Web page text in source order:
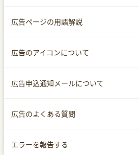
広告ページの用語解説
広告のアイコンについて
広告申込通知メールについて
広告のよくある質問
エラーを報告する